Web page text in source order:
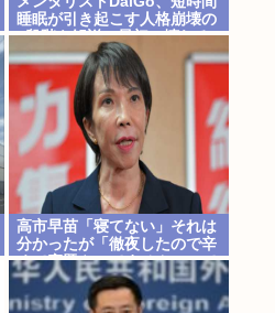
睡眠が引き起こす人格崩壊の
5段階を解説…最初に壊れる
のは眠気ではなく「心の余
白」
高市早苗「寝てない」それは
分かったが「徹夜したので辛
くて宿題やってません」って
言う奴高市早苗以外に見たこ
とないのだが